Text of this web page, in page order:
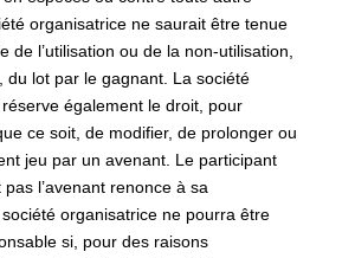
organisatrice ne saurait être tenue
de l’utilisation ou de la non-utilisation,
du lot par le gagnant. La société
également le droit, pour
ce soit, de modifier, de prolonger ou
jeu par un avenant. Le participant
pas l’avenant renonce à sa
organisatrice ne pourra être
si, pour des raisons